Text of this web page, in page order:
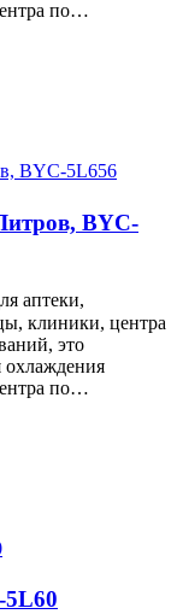
по…
BYC-
аптеки,
клиники, центра
это
охлаждения
по…